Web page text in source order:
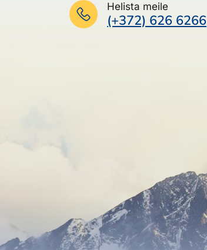
Helista meile
(+372) 626 6266